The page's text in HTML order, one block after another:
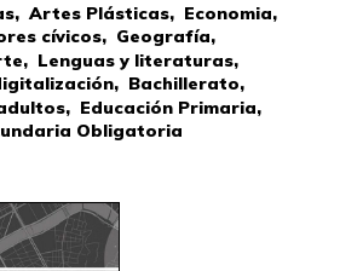
Artes Plásticas, Economia,
cívicos, Geografía,
Lenguas y literaturas,
Bachillerato,
Educación Primaria,
Obligatoria